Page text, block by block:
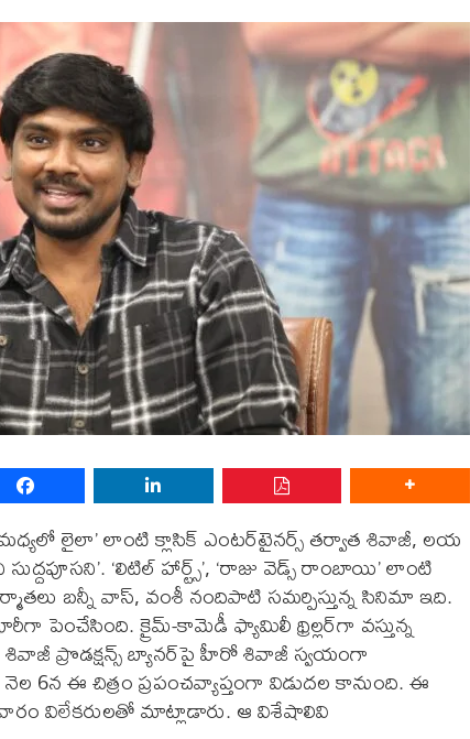
మధ్యలో లైలా’ లాంటి క్లాసిక్ ఎంటర్‌టైనర్స్ తర్వాత శివాజీ, లయ
‘లిటిల్ హార్ట్స్’, ‘రాజు వెడ్స్ రాంబాయి’ లాంటి
బన్నీ వాస్, వంశీ నందిపాటి సమర్పిస్తున్న సినిమా ఇది.
క్రైమ్-కామెడీ ఫ్యామిలీ థ్రిల్లర్‌గా వస్తున్న
శివాజీ ప్రొడక్షన్స్ బ్యానర్‌పై హీరో శివాజీ స్వయంగా
6న ఈ చిత్రం ప్రపంచవ్యాప్తంగా విడుదల కానుంది. ఈ
విలేకరులతో మాట్లాడారు. ఆ విశేషాలివి